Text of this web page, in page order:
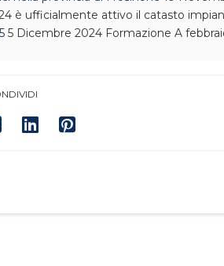
è ufficialmente attivo il catasto
5 Dicembre 2024 Formazione A